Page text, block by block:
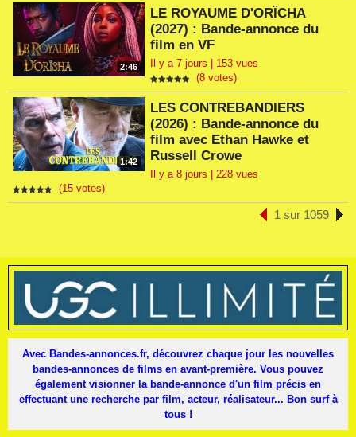
2:46
LE ROYAUME D'ORÏCHA
(2027) : Bande-annonce du
film en VF
Il y a 7 jours | 153 vues
(8 votes)
1:42
LES CONTREBANDIERS
(2026) : Bande-annonce du
film avec Ethan Hawke et
Russell Crowe
Il y a 8 jours | 228 vues
(15 votes)
1 sur 1059
Avec Bandes-annonces.fr, découvrez chaque jour les nouvelles
bandes-annonces de films en avant-première. Vous pouvez
également visionner la bande-annonce d'un film précis en
effectuant une recherche par film, acteur, réalisateur... Bon surf à
tous !